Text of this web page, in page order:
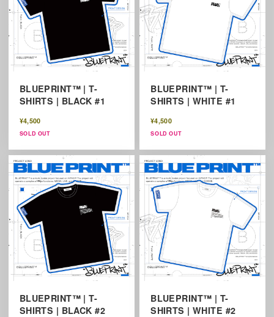
BLUEPRINT™ | T-
SHIRTS | BLACK #1
¥4,500
SOLD OUT
BLUEPRINT™ | T-
SHIRTS | WHITE #1
¥4,500
SOLD OUT
BLUEPRINT™ | T-
SHIRTS | BLACK #2
BLUEPRINT™ | T-
SHIRTS | WHITE #2